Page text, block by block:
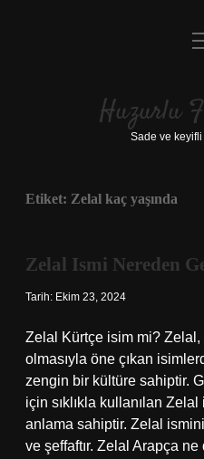
Huzurlu
Sade ve keyifli
Etiket: Zelal kaç yaşında
Zelal Ismi Nereden
Tarih: Ekim 23, 2024
Zelal Kürtçe isim mi?
olmasıyla öne çıkan
zengin bir kültüre sahiptir.
için sıklıkla kullanılan
anlama sahiptir. Zelal
ve şeffaftır. Zelal Arapça